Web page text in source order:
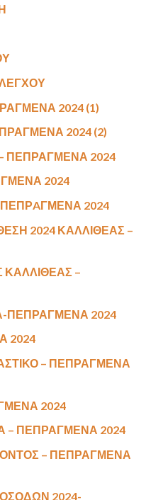
2024 (1)
2024 (2)
ΠΕΠΡΑΓΜΕΝΑ 2024
2024
2024
2024 ΚΑΛΛΙΘΕΑΣ –
ΚΑΛΛΙΘΕΑΣ –
ΠΕΠΡΑΓΜΕΝΑ 2024
2024
– ΠΕΠΡΑΓΜΕΝΑ
2024
– ΠΕΠΡΑΓΜΕΝΑ 2024
– ΠΕΠΡΑΓΜΕΝΑ
2024-